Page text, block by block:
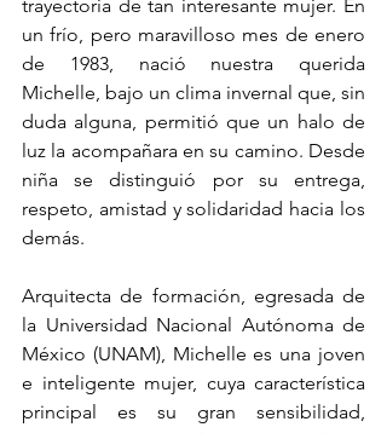
trayectoria de tan interesante mujer. En
un frío, pero maravilloso mes de enero
de 1983, nació nuestra querida
Michelle, bajo un clima invernal que, sin
duda alguna, permitió que un halo de
luz la acompañara en su camino. Desde
niña se distinguió por su entrega,
respeto, amistad y solidaridad hacia los
demás.
Arquitecta de formación, egresada de
la Universidad Nacional Autónoma de
México (UNAM), Michelle es una joven
e inteligente mujer, cuya característica
principal es su gran sensibilidad,